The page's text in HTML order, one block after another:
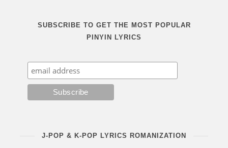
SUBSCRIBE TO GET THE MOST POPULAR
PINYIN LYRICS
J-POP & K-POP LYRICS ROMANIZATION